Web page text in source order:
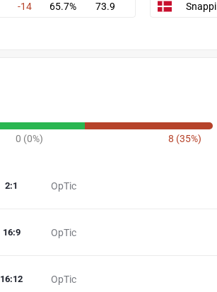
-14 65.7% 73.9 Snappi
0 (0%) 8 (35%)
OpTic
2:1
OpTic
16:9
OpTic
16:12